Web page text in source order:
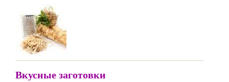
Вкусные заготовки